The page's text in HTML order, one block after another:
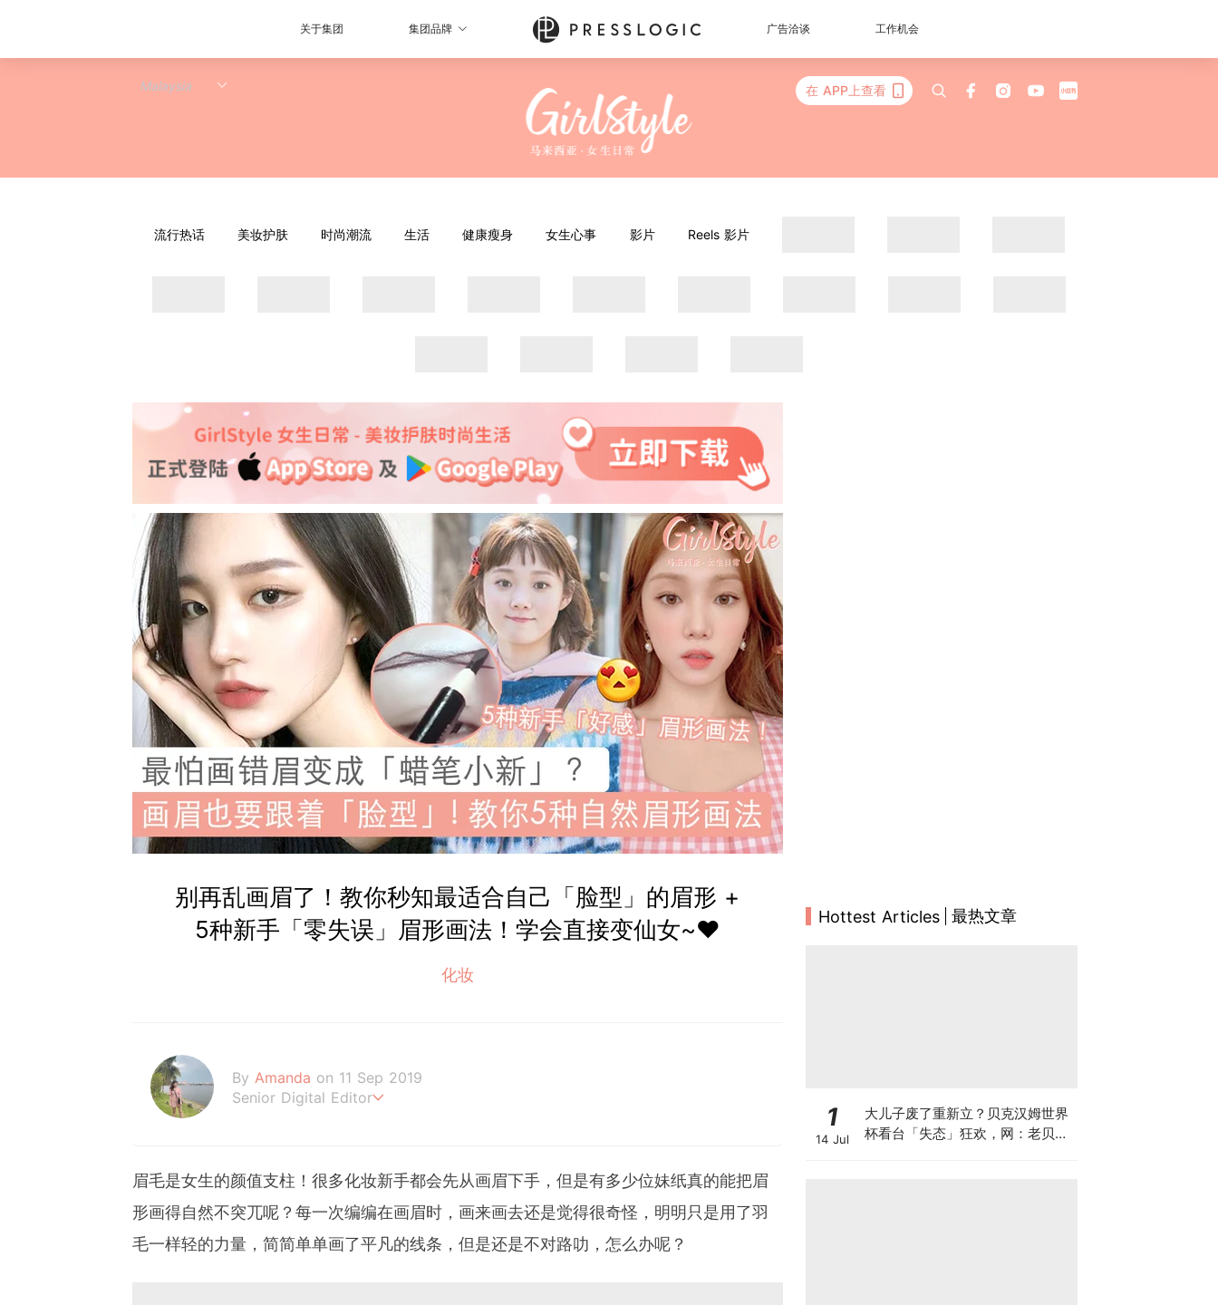
关于集团 集团品牌 广告洽谈 工作机会
在 APP上查看
流行热话 美妆护肤 时尚潮流 生活 健康瘦身 女生心事 影片 Reels 影片
别再乱画眉了！教你秒知最适合自己「脸型」的眉形 +
5种新手「零失误」眉形画法！学会直接变仙女~❤️
化妆
By Amanda on 11 Sep 2019
Senior Digital Editor
le MY ，让读者们不管何时何地都能掌握最新的资讯，让女性成为更好更潮的自
眉毛是女生的颜值支柱！很多化妆新手都会先从画眉下手，但是有多少位妹纸真的能把眉
形画得自然不突兀呢？每一次编编在画眉时，画来画去还是觉得很奇怪，明明只是用了羽
毛一样轻的力量，简简单单画了平凡的线条，但是还是不对路叻，怎么办呢？
Hottest Articles 最热文章
1
14 Jul
大儿子废了重新立？贝克汉姆世界
杯看台「失态」狂欢，网：老贝恨